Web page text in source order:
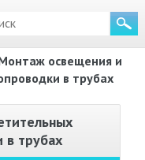
освещения и
в трубах
в трубах